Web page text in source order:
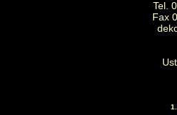
Tel.
Fax